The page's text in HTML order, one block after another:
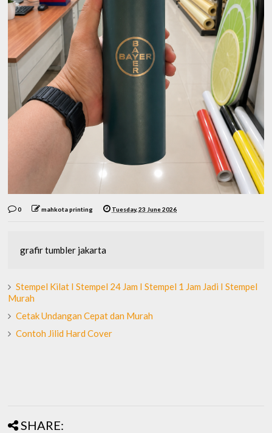
0 mahkota printing Tuesday, 23 June 2026
grafir tumbler jakarta
Stempel Kilat I Stempel 24 Jam I Stempel 1 Jam Jadi I Stempel
Murah
Cetak Undangan Cepat dan Murah
Contoh Jilid Hard Cover
SHARE: